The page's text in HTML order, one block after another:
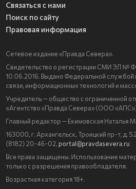
Связаться с нами
Поиск по сайту
Правовая информация
Сетевое издание «Правда Севера».
Свидетельство о регистрации СМИ ЭЛ №
10.06.2016. Выдано Федеральной службой
связи, информационных технологий и
Учредитель — общество с ограниченной
«Агентство «Правда Севера» (ООО
Главный редактор — Екимовская Наталья
163000, г. Архангельск, Троицкий пр-т, д.
(8182) 20-46-02, portal@pravdasevera.ru
Все права защищены. Использование
только с разрешения правообладателя.
Возрастная категория 18+.